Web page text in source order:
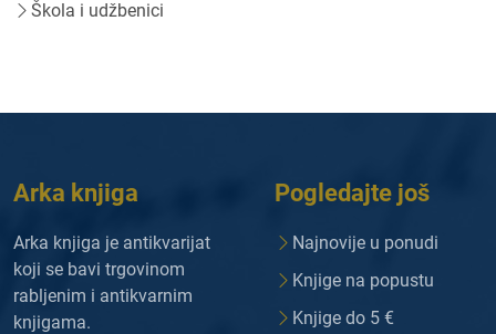
Škola i udžbenici
Arka knjiga
Arka knjiga je antikvarijat
koji se bavi trgovinom
rabljenim i antikvarnim
knjigama.
Pogledajte još
Najnovije u ponudi
Knjige na popustu
Knjige do 5 €